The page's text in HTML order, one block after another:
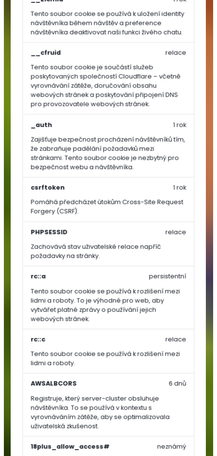
Tento soubor cookie se používá k uložení identity
návštěvníka během návštěv a preference
návštěvníka deaktivovat naši funkci živého chatu.
__cfruid
Tento soubor cookie je součástí služeb
poskytovaných společností Cloudflare – včetně
vyrovnávání zátěže, doručování obsahu
webových stránek a poskytování připojení DNS
pro provozovatele webových stránek.
relace
_auth
Zajišťuje bezpečnost procházení návštěvníků tím,
že zabraňuje padělání požadavků mezi
stránkami. Tento soubor cookie je nezbytný pro
bezpečnost webu a návštěvníka.
1 rok
csrftoken
Pomáhá předcházet útokům Cross-Site Request
Forgery (CSRF).
1 rok
PHPSESSID
Zachovává stav uživatelské relace napříč
požadavky na stránky.
relace
rc::a
Tento soubor cookie se používá k rozlišení mezi
lidmi a roboty. To je výhodné pro web, aby
vytvářet platné zprávy o používání jejich
webových stránek.
persistentní
rc::c
Tento soubor cookie se používá k rozlišení mezi
lidmi a roboty.
relace
AWSALBCORS
Registruje, který server-cluster obsluhuje
návštěvníka. To se používá v kontextu s
vyrovnáváním zátěže, aby se optimalizovala
uživatelská zkušenost.
6 dnů
18plus_allow_access#
neznámý
TRAVNÍ
OSIVA
a
regenerace
Univerzální
a
Sportovní
směsi
Speciální
směsi
SEMÍNKA
Rajčata
Okurky,
dýně,
cukety
Ostatní
Cibulová
(luštěniny)
Listová